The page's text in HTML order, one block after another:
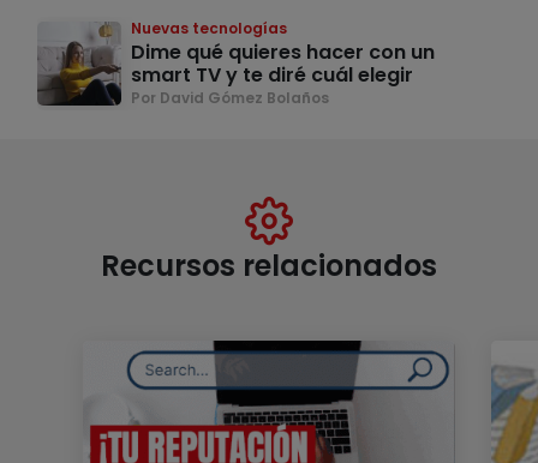
Nuevas tecnologías
Dime qué quieres hacer con un
smart TV y te diré cuál elegir
Por David Gómez Bolaños
Recursos relacionados